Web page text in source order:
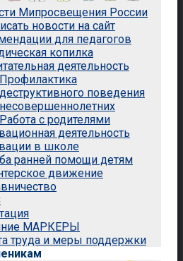
Мипросвещения России
новости на сайт
для педагогов
копилка
деятельность
Профилактика
деструктивного поведения
несовершеннолетних
Работа с родителями
деятельность
в школе
ранней помощи детям
движение
МАРКЕРЫ
труда и меры поддержки